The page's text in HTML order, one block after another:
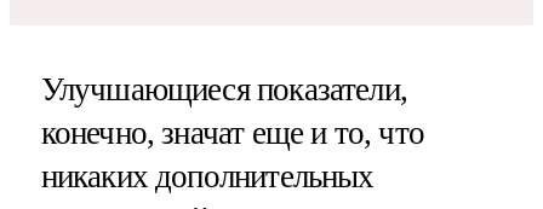
Улучшающиеся показатели,
конечно, значат еще и то, что
никаких дополнительных